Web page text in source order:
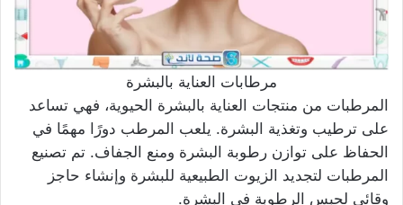
مرطابات العناية بالبشرة
المرطبات من منتجات العناية بالبشرة الحيوية، فهي تساعد
على ترطيب وتغذية البشرة. يلعب المرطب دورًا مهمًا في
الحفاظ على توازن رطوبة البشرة ومنع الجفاف. تم تصنيع
المرطبات لتجديد الزيوت الطبيعية للبشرة وإنشاء حاجز
وقائي لحبس الرطوبة في البشرة.